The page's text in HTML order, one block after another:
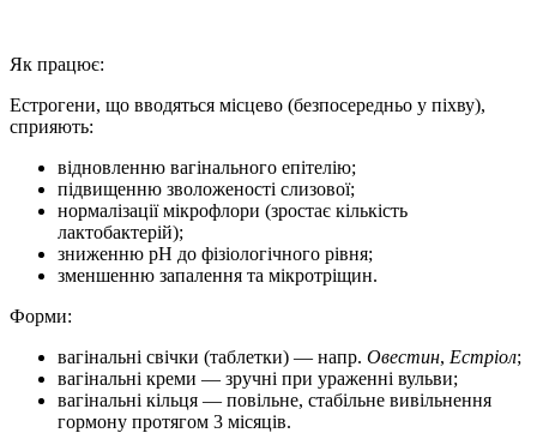
Як працює:
Естрогени, що вводяться місцево (безпосередньо у піхву),
сприяють:
відновленню вагінального епітелію;
підвищенню зволоженості слизової;
нормалізації мікрофлори (зростає кількість
лактобактерій);
зниженню рН до фізіологічного рівня;
зменшенню запалення та мікротріщин.
Форми:
вагінальні свічки (таблетки) — напр. Овестин, Естріол;
вагінальні креми — зручні при ураженні вульви;
вагінальні кільця — повільне, стабільне вивільнення
гормону протягом 3 місяців.